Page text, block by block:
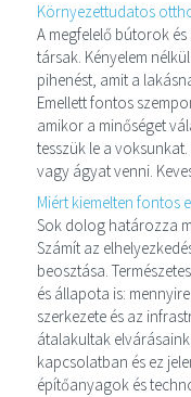
Környezettudatos
A megfelelő bútorok
társak. Kényelem
pihenést, amit a
Emellett fontos
amikor a minőséget
tesszük le a
vagy ágyat venni.
Miért kiemelten fontos
Sok dolog határozza
Számít az
beosztása.
és állapota is:
szerkezete és az
átalakultak
kapcsolatban és ez
építőanyagok és